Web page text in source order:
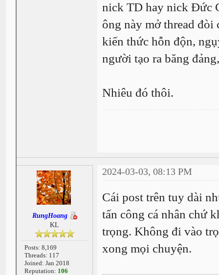
nick TD hay nick Đức
ông này mở thread
kiến thức hỗn độn,
người tạo ra băng
Nhiêu đó thôi.
RungHoang
KL
Posts: 8,169
Threads: 117
Joined: Jan 2018
Reputation: 106
2024-03-03, 08:13 PM
Cái post trên tuy dài
tấn công cá nhân chứ
trọng. Không đi vào
xong mọi chuyện.